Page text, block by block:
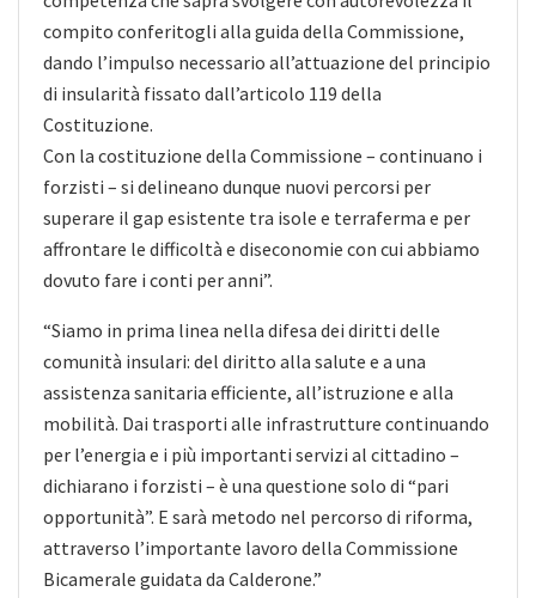
compito conferitogli alla guida della Commissione,
dando l’impulso necessario all’attuazione del principio
di insularità fissato dall’articolo 119 della
Costituzione.
Con la costituzione della Commissione – continuano i
forzisti – si delineano dunque nuovi percorsi per
superare il gap esistente tra isole e terraferma e per
affrontare le difficoltà e diseconomie con cui abbiamo
dovuto fare i conti per anni”.
“Siamo in prima linea nella difesa dei diritti delle
comunità insulari: del diritto alla salute e a una
assistenza sanitaria efficiente, all’istruzione e alla
mobilità. Dai trasporti alle infrastrutture continuando
per l’energia e i più importanti servizi al cittadino –
dichiarano i forzisti – è una questione solo di “pari
opportunità”. E sarà metodo nel percorso di riforma,
attraverso l’importante lavoro della Commissione
Bicamerale guidata da Calderone.”